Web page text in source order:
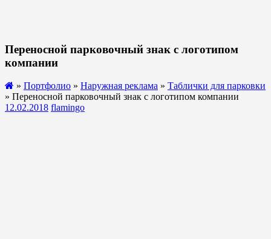
Переносной парковочный знак с логотипом
компании
» Портфолио » Наружная реклама » Таблички для парковки
» Переносной парковочный знак с логотипом компании
12.02.2018 flamingo